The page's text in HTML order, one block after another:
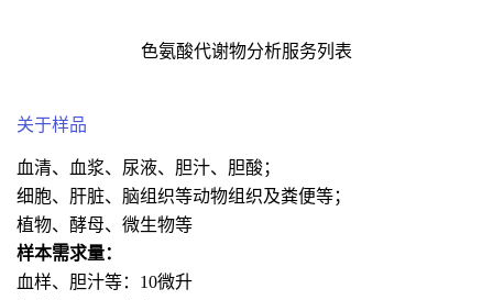
色氨酸代谢物分析服务列表
关于样品
血清、血浆、尿液、胆汁、胆酸；
细胞、肝脏、脑组织等动物组织及粪便等；
植物、酵母、微生物等
样本需求量：
血样、胆汁等：10微升